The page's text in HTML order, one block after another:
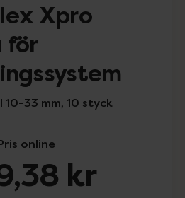
Xpro
för
33 mm, 10 styck
online
kr